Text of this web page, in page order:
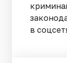
в